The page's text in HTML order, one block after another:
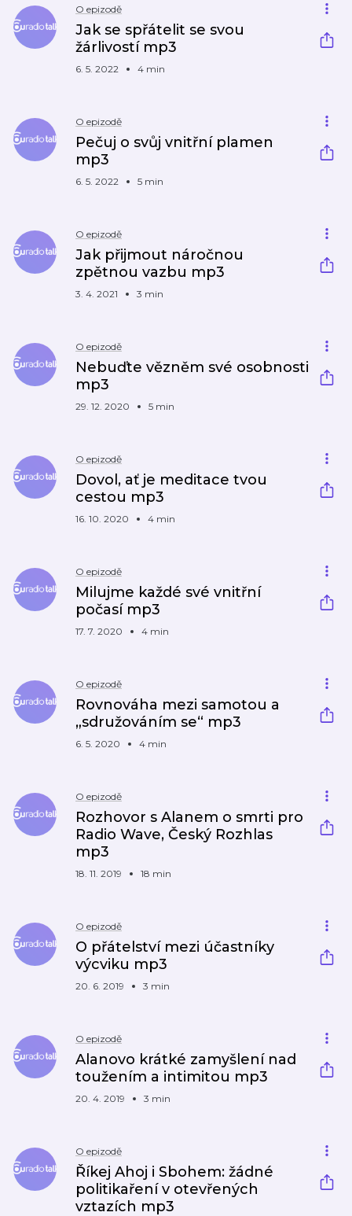
O epizodě
Jak se spřátelit se svou
žárlivostí mp3
6. 5. 2022 4 min
O epizodě
Pečuj o svůj vnitřní plamen
mp3
6. 5. 2022 5 min
O epizodě
Jak přijmout náročnou
zpětnou vazbu mp3
3. 4. 2021 3 min
O epizodě
Nebuďte vězněm své osobnosti
mp3
29. 12. 2020 5 min
O epizodě
Dovol, ať je meditace tvou
cestou mp3
16. 10. 2020 4 min
O epizodě
Milujme každé své vnitřní
počasí mp3
17. 7. 2020 4 min
O epizodě
Rovnováha mezi samotou a
„sdružováním se“ mp3
6. 5. 2020 4 min
O epizodě
Rozhovor s Alanem o smrti pro
Radio Wave, Český Rozhlas
mp3
18. 11. 2019 18 min
O epizodě
O přátelství mezi účastníky
výcviku mp3
20. 6. 2019 3 min
O epizodě
Alanovo krátké zamyšlení nad
toužením a intimitou mp3
20. 4. 2019 3 min
O epizodě
Říkej Ahoj i Sbohem: žádné
politikaření v otevřených
vztazích mp3